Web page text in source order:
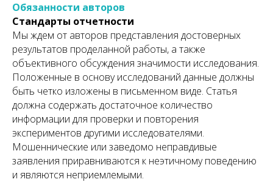
Обязанности авторов
Стандарты отчетности
Мы ждем от авторов представления достоверных
результатов проделанной работы, а также
объективного обсуждения значимости исследования.
Положенные в основу исследований данные должны
быть четко изложены в письменном виде. Статья
должна содержать достаточное количество
информации для проверки и повторения
экспериментов другими исследователями.
Мошеннические или заведомо неправдивые
заявления приравниваются к неэтичному поведению
и являются неприемлемыми.